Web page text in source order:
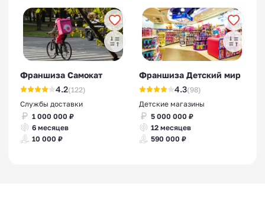
Франшиза Самокат
4.2(122)
Службы доставки
1 000 000 ₽
6 месяцев
10 000 ₽
Франшиза Детский мир
4.3(98)
Детские магазины
5 000 000 ₽
12 месяцев
590 000 ₽